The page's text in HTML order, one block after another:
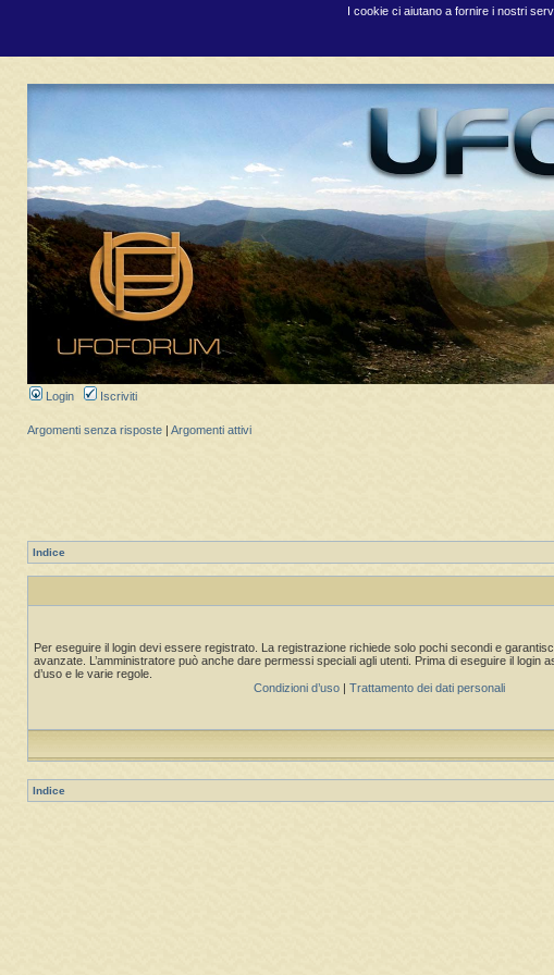
I cookie ci aiutano a fornire i nostri
Login Iscriviti
Argomenti senza risposte Argomenti attivi
Indice
Per eseguire il login devi essere registrato. La registrazione richiede solo pochi secondi e
avanzate. L’amministratore può anche dare permessi speciali agli utenti. Prima di eseguire il login
d’uso e le varie regole.
Condizioni d’uso
Trattamento dei dati personali
Indice